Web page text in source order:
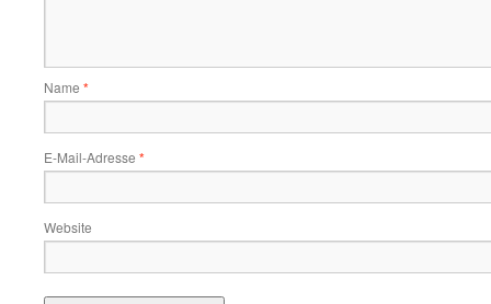
Name *
E-Mail-Adresse *
Website